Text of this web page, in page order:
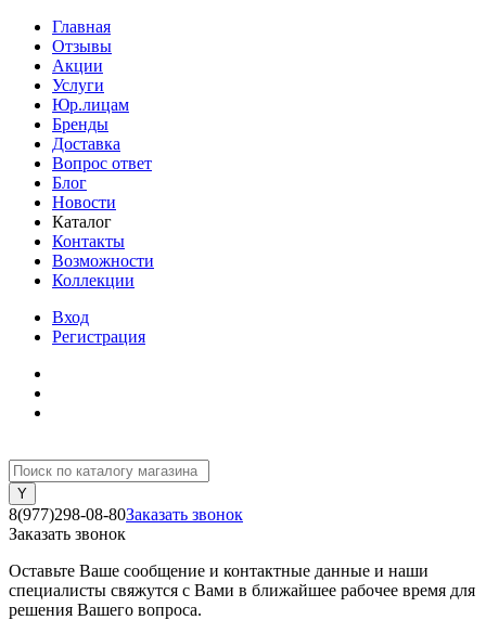
Главная
Отзывы
Акции
Услуги
Юр.лицам
Бренды
Доставка
Вопрос ответ
Блог
Новости
Каталог
Контакты
Возможности
Коллекции
Вход
Регистрация
8(977)298-08-80Заказать звонок
Заказать звонок
Оставьте Ваше сообщение и контактные данные и наши
специалисты свяжутся с Вами в ближайшее рабочее время для
решения Вашего вопроса.